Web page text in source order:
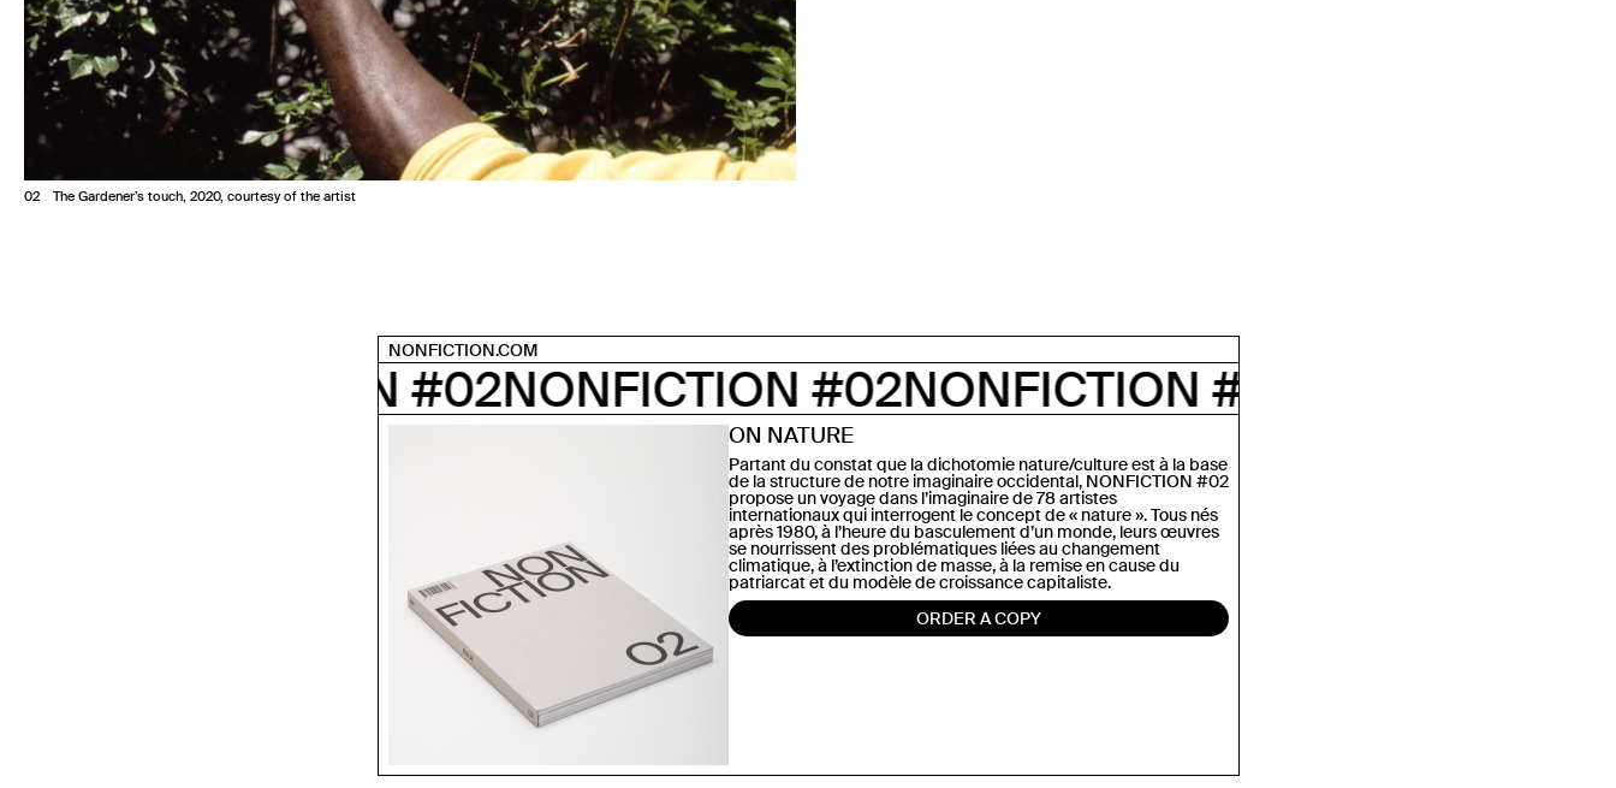
2 The Gardener’s touch, 2020, courtesy of the artist
NONFICTION.COM
NONFICTION #02NONFICTION #02NONFICTION #02
ON NATURE
Partant du constat que la dichotomie nature/culture est à la base
de la structure de notre imaginaire occidental, NONFICTION #02
propose un voyage dans l’imaginaire de 78 artistes
internationaux qui interrogent le concept de « nature ». Tous nés
après 1980, à l’heure du basculement d’un monde, leurs œuvres
se nourrissent des problématiques liées au changement
climatique, à l’extinction de masse, à la remise en cause du
patriarcat et du modèle de croissance capitaliste.
ORDER A COPY